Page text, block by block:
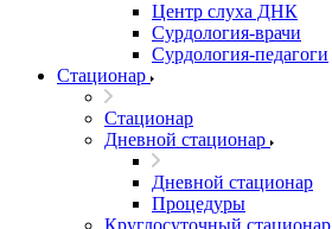
Центр слуха ДНК
Сурдология-врачи
Сурдология-педагоги
Стационар
Стационар
Дневной стационар
Дневной стационар
Процедуры
Круглосуточный стационар